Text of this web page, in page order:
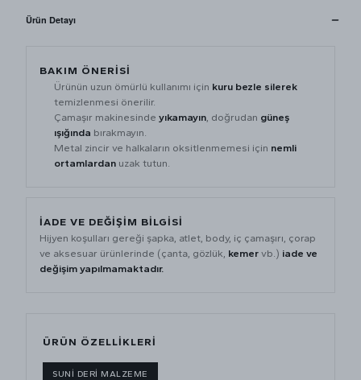
Ürün Detayı
BAKIM ÖNERİSİ
Ürünün uzun ömürlü kullanımı için kuru bezle silerek
temizlenmesi önerilir.
Çamaşır makinesinde yıkamayın, doğrudan güneş
ışığında bırakmayın.
Metal zincir ve halkaların oksitlenmemesi için nemli
ortamlardan uzak tutun.
İADE VE DEĞİŞİM BİLGİSİ
Hijyen koşulları gereği şapka, atlet, body, iç çamaşırı, çorap
ve aksesuar ürünlerinde (çanta, gözlük, kemer vb.) iade ve
değişim yapılmamaktadır.
ÜRÜN ÖZELLİKLERİ
SUNI DERI MALZEME